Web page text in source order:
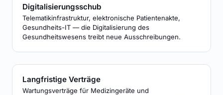
Digitalisierungsschub
Telematikinfrastruktur, elektronische Patientenakte,
Gesundheits-IT — die Digitalisierung des
Gesundheitswesens treibt neue Ausschreibungen.
Langfristige Verträge
Wartungsverträge für Medizingeräte und